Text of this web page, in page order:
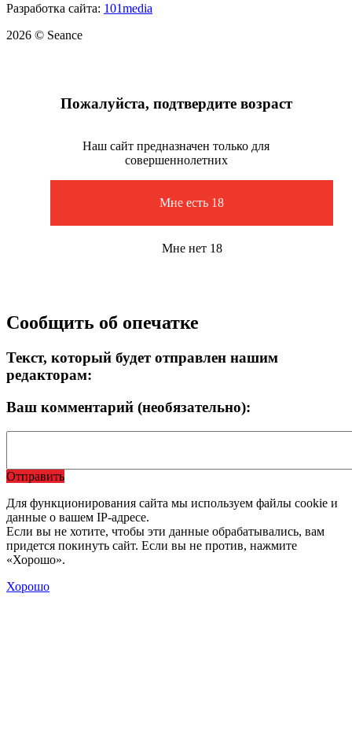
Разработка сайта: 101media
2026 © Seance
Пожалуйста, подтвердите возраст
Наш сайт предназначен только для
совершеннолетних
Мне есть 18
Мне нет 18
Сообщить об опечатке
Текст, который будет отправлен нашим
редакторам:
Ваш комментарий (необязательно):
Отправить
Для функционирования сайта мы используем файлы cookie и
данные о вашем IP-адресе.
Если вы не хотите, чтобы эти данные обрабатывались, вам
придется покинуть сайт. Если вы не против, нажмите
«Хорошо».
Хорошо